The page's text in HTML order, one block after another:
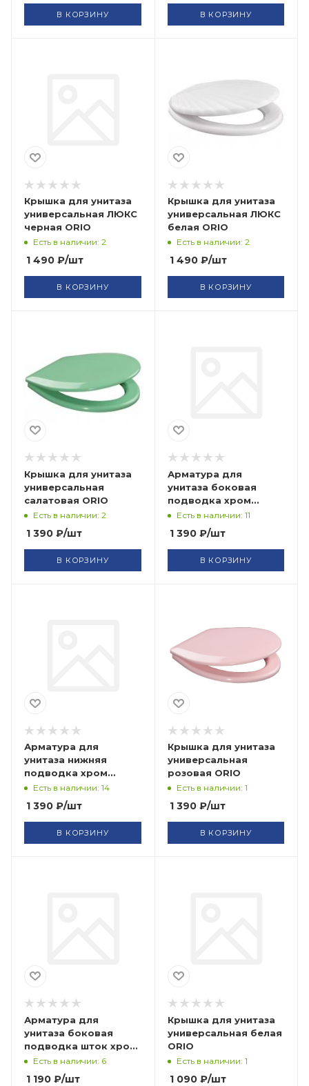
В КОРЗИНУ В КОРЗИНУ
Крышка для унитаза
универсальная ЛЮКС
черная ORIO
Есть в наличии: 2
1 490 ₽/шт
В КОРЗИНУ
Крышка для унитаза
универсальная ЛЮКС
белая ORIO
Есть в наличии: 2
1 490₽/шт
В КОРЗИНУ
Крышка для унитаза
универсальная
салатовая ORIO
Есть в наличии: 2
1 390 ₽/шт
В КОРЗИНУ
Арматура для
унитаза боковая
подводка хром
УКЛАД
Есть в наличии: 11
1 390₽/шт
В КОРЗИНУ
Арматура для
унитаза нижняя
подводка хром
УКЛАД
Есть в наличии: 14
1 390 ₽/шт
В КОРЗИНУ
Крышка для унитаза
универсальная
розовая ORIO
Есть в наличии: 1
1 390₽/шт
В КОРЗИНУ
Арматура для
унитаза боковая
подводка шток хром
УКЛАД
Есть в наличии: 6
1 190 ₽/шт
Крышка для унитаза
универсальная белая
ORIO
Есть в наличии: 1
1 090₽/шт